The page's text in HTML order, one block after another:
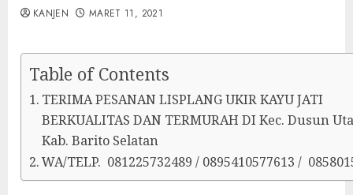
KANJEN MARET 11, 2021
Table of Contents
TERIMA PESANAN LISPLANG UKIR KAYU JATI
BERKUALITAS DAN TERMURAH DI Kec. Dusun
Kab. Barito Selatan
WA/TELP. 081225732489 / 0895410577613 /